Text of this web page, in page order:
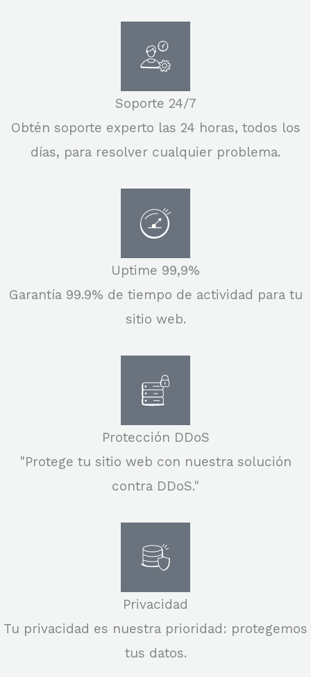
Soporte 24/7
Obtén soporte experto las 24 horas, todos los
días, para resolver cualquier problema.
Uptime 99,9%
Garantía 99.9% de tiempo de actividad para tu
sitio web.
Protección DDoS
"Protege tu sitio web con nuestra solución
contra DDoS."
Privacidad
Tu privacidad es nuestra prioridad: protegemos
tus datos.